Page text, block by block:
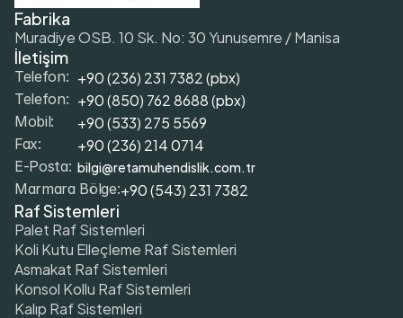
Fabrika
Muradiye OSB. 10 Sk. No: 30 Yunusemre / Manisa
İletişim
Telefon: +90 (236) 231 7382 (pbx)
Telefon: +90 (850) 762 8688 (pbx)
Mobil: +90 (533) 275 5569
Fax: +90 (236) 214 0714
E-Posta: bilgi@retamuhendislik.com.tr
Marmara Bölge:+90 (543) 231 7382
Raf Sistemleri
Palet Raf Sistemleri
Koli Kutu Elleçleme Raf Sistemleri
Asmakat Raf Sistemleri
Konsol Kollu Raf Sistemleri
Kalıp Raf Sistemleri